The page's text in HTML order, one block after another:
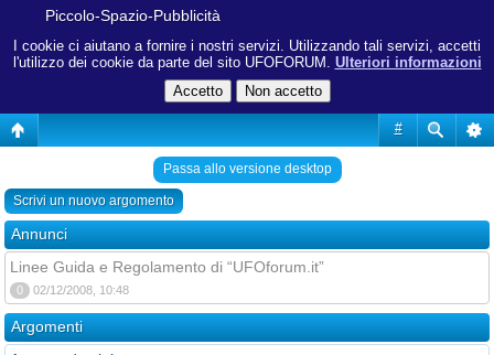
I cookie ci aiutano a fornire i nostri servizi. Utilizzando tali servizi, accetti
l'utilizzo dei cookie da parte del sito UFOFORUM. Ulteriori informazioni
#
Piccolo-Spazio-Pubblicità
Passa allo versione desktop
Scrivi un nuovo argomento
Annunci
Linee Guida e Regolamento di “UFOforum.it”
0 02/12/2008, 10:48
Argomenti